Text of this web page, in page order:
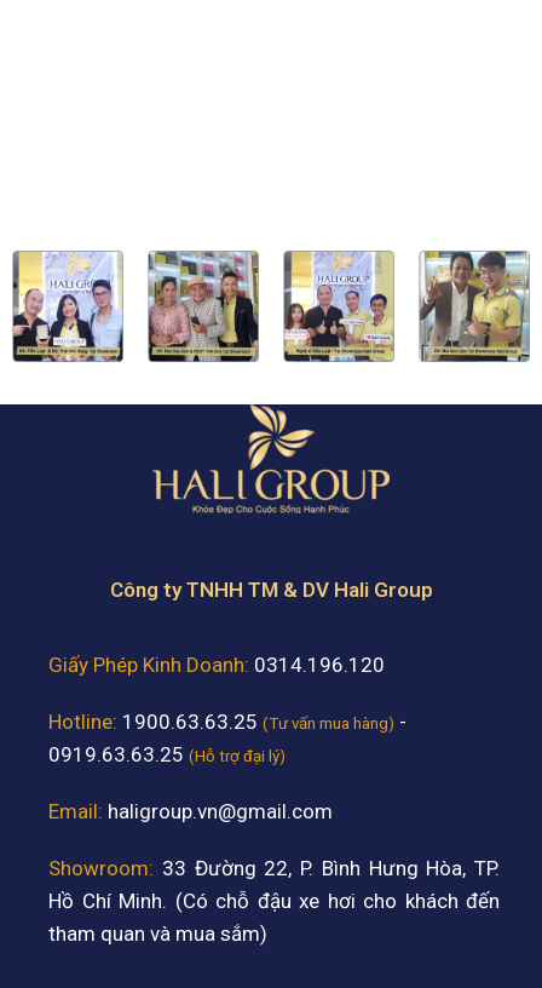
Công ty TNHH TM & DV Hali Group
Giấy Phép Kinh Doanh: 0314.196.120
Hotline: 1900.63.63.25 (Tư vấn mua hàng) -
0919.63.63.25 (Hỗ trợ đại lý)
Email: haligroup.vn@gmail.com
Showroom: 33 Đường 22, P. Bình Hưng Hòa, TP.
Hồ Chí Minh. (Có chỗ đậu xe hơi cho khách đến
tham quan và mua sắm)